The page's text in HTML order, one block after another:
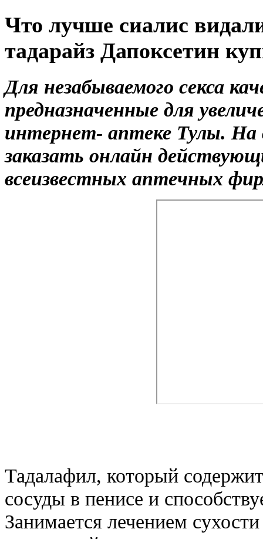
Что лучше сиалис
тадарайз Дапоксетин
Для незабываемого секса
предназначенные для
интернет- аптеке Тулы.
заказать онлайн
всеизвестных аптечных
Тадалафил, который
сосуды в пенисе и
Занимается лечением